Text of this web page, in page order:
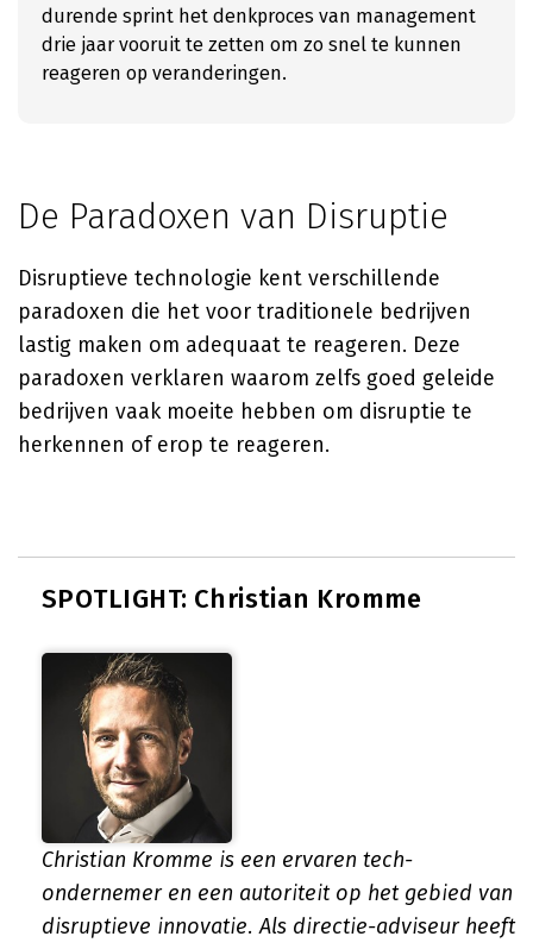
durende sprint het denkproces van management
drie jaar vooruit te zetten om zo snel te kunnen
reageren op veranderingen.
De Paradoxen van Disruptie
Disruptieve technologie kent verschillende
paradoxen die het voor traditionele bedrijven
lastig maken om adequaat te reageren. Deze
paradoxen verklaren waarom zelfs goed geleide
bedrijven vaak moeite hebben om disruptie te
herkennen of erop te reageren.
SPOTLIGHT: Christian Kromme
Christian Kromme is een ervaren tech-
ondernemer en een autoriteit op het gebied van
disruptieve innovatie. Als directie-adviseur heeft